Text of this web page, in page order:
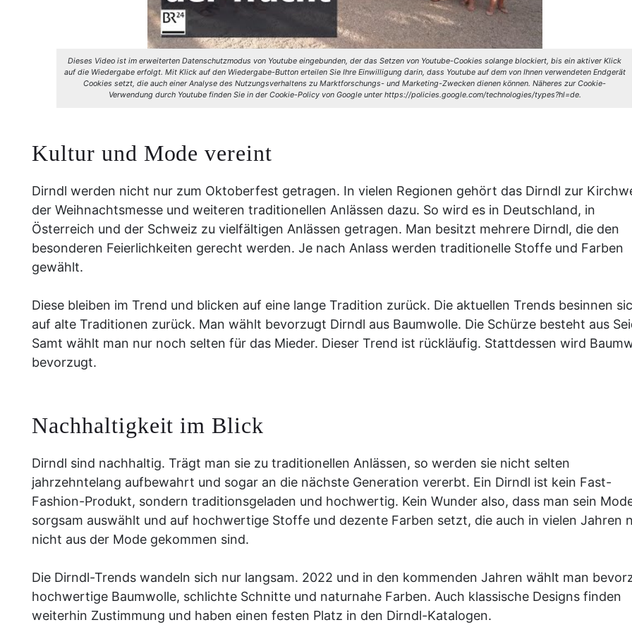
Dieses Video ist im erweiterten Datenschutzmodus von Youtube eingebunden, der das Setzen von Youtube-Cookies solange blockiert, bis ein aktiver Klick
auf die Wiedergabe erfolgt. Mit Klick auf den Wiedergabe-Button erteilen Sie Ihre Einwilligung darin, dass Youtube auf dem von Ihnen verwendeten Endgerät
Cookies setzt, die auch einer Analyse des Nutzungsverhaltens zu Marktforschungs- und Marketing-Zwecken dienen können. Näheres zur Cookie-
Verwendung durch Youtube finden Sie in der Cookie-Policy von Google unter https://policies.google.com/technologies/types?hl=de.
Kultur und Mode vereint
Dirndl werden nicht nur zum Oktoberfest getragen. In vielen Regionen gehört das Dirndl zur
der Weihnachtsmesse und weiteren traditionellen Anlässen dazu. So wird es in Deutschland, in
Österreich und der Schweiz zu vielfältigen Anlässen getragen. Man besitzt mehrere Dirndl, die den
besonderen Feierlichkeiten gerecht werden. Je nach Anlass werden traditionelle Stoffe und Farben
gewählt.
Diese bleiben im Trend und blicken auf eine lange Tradition zurück. Die aktuellen Trends besinnen
auf alte Traditionen zurück. Man wählt bevorzugt Dirndl aus Baumwolle. Die Schürze besteht aus
Samt wählt man nur noch selten für das Mieder. Dieser Trend ist rückläufig. Stattdessen wird
bevorzugt.
Nachhaltigkeit im Blick
Dirndl sind nachhaltig. Trägt man sie zu traditionellen Anlässen, so werden sie nicht selten
jahrzehntelang aufbewahrt und sogar an die nächste Generation vererbt. Ein Dirndl ist kein Fast-
Fashion-Produkt, sondern traditionsgeladen und hochwertig. Kein Wunder also, dass man sein
sorgsam auswählt und auf hochwertige Stoffe und dezente Farben setzt, die auch in vielen Jahren
nicht aus der Mode gekommen sind.
Die Dirndl-Trends wandeln sich nur langsam. 2022 und in den kommenden Jahren wählt man
hochwertige Baumwolle, schlichte Schnitte und naturnahe Farben. Auch klassische Designs finden
weiterhin Zustimmung und haben einen festen Platz in den Dirndl-Katalogen.